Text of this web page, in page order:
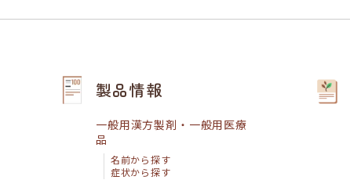
製品情報
一般用漢方製剤・一般用医療
品
名前から探す
症状から探す